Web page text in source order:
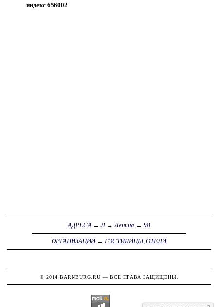
индекс 656002
АДРЕСА →Л→Ленина → 98
ОРГАНИЗАЦИИ→ ГОСТИНИЦЫ, ОТЕЛИ
© 2014 BARNBURG.RU — ВСЕ ПРАВА ЗАЩИЩЕНЫ.